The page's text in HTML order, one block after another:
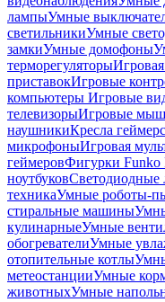
лампыУмные
светильникиУмные
замкиУмные домофоны
терморегуляторы
приставокИгровые
компьютеры Игровые
телевизорыИгровые
наушникиКресла
микрофоныИгровая
геймеровФигурки Funko
ноутбуковСветодиодные
техникаУмные роботы-
стиральные машины
кулинарныеУмные
обогревателиУмные
отопительные котлы
метеостанцииУмные
животныхУмные